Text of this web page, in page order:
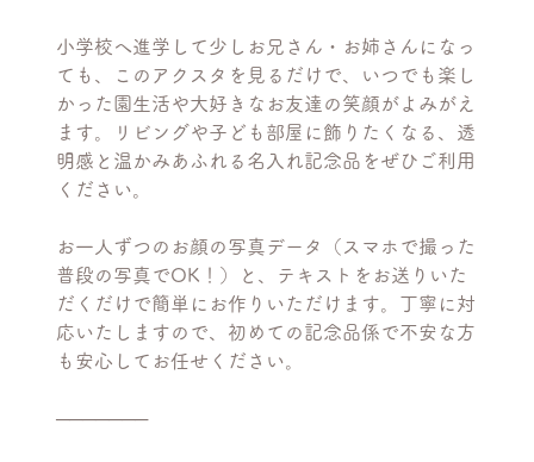
小学校へ進学して少しお兄さん・お姉さんになっ
ても、このアクスタを見るだけで、いつでも楽し
かった園生活や大好きなお友達の笑顔がよみがえ
ます。リビングや子ども部屋に飾りたくなる、透
明感と温かみあふれる名入れ記念品をぜひご利用
ください。
お一人ずつのお顔の写真データ（スマホで撮った
普段の写真でOK！）と、テキストをお送りいた
だくだけで簡単にお作りいただけます。丁寧に対
応いたしますので、初めての記念品係で不安な方
も安心してお任せください。
───────